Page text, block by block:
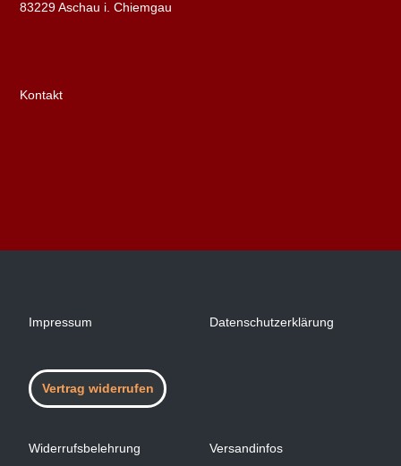
83229 Aschau i. Chiemgau
Kontakt
Impressum Datenschutzerklärung
Vertrag widerrufen
Widerrufsbelehrung Versandinfos